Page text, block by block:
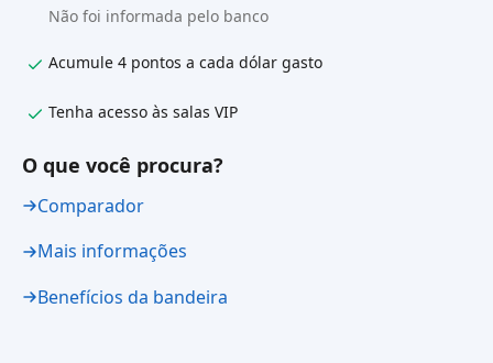
Não foi informada pelo banco
Acumule 4 pontos a cada dólar gasto
Tenha acesso às salas VIP
O que você procura?
Comparador
Mais informações
Benefícios da bandeira